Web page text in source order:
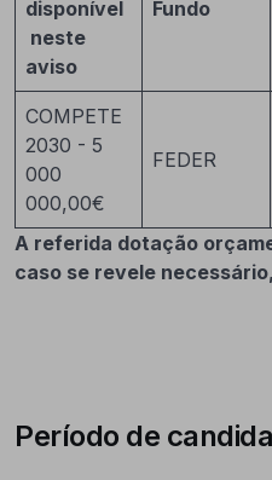
disponível
neste
aviso
Fundo
COMPETE
2030 - 5
000
000,00€
FEDER
A referida dotação
caso se revele
Período de